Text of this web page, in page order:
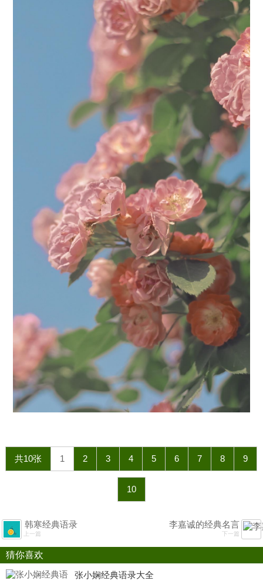
共10张 1 2 3 4 5 6 7 8 9
10
韩寒经典语录
上一篇
李嘉诚的经典名言
下一篇
猜你喜欢
张小娴经典语录大全